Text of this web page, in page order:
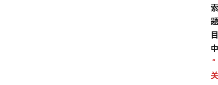
索
题
目
中
“
关